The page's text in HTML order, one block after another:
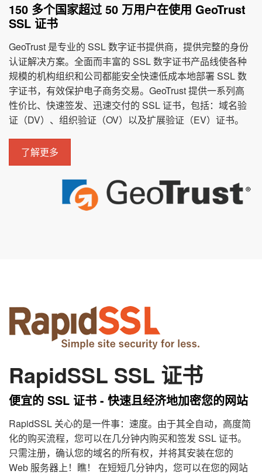
150 多个国家超过 50 万用户在使用 GeoTrust
SSL 证书
GeoTrust 是专业的 SSL 数字证书提供商，提供完整的身份
认证解决方案。全面而丰富的 SSL 数字证书产品线使各种
规模的机构组织和公司都能安全快速低成本地部署 SSL 数
字证书，有效保护电子商务交易。GeoTrust 提供一系列高
性价比、快速签发、迅速交付的 SSL 证书，包括：域名验
证（DV）、组织验证（OV）以及扩展验证（EV）证书。
了解更多
RapidSSL SSL 证书
便宜的 SSL 证书 - 快速且经济地加密您的网站
RapidSSL 关心的是一件事：速度。由于其全自动，高度简
化的购买流程，您可以在几分钟内购买和签发 SSL 证书。
只需注册，确认您的域名的所有权，并将其安装在您的
Web 服务器上！瞧！ 在短短几分钟内，您可以在您的网站